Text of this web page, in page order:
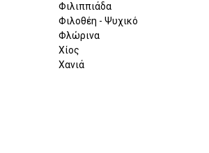
Φιλιππιάδα
Φιλοθέη - Ψυχικό
Φλώρινα
Χίος
Χανιά